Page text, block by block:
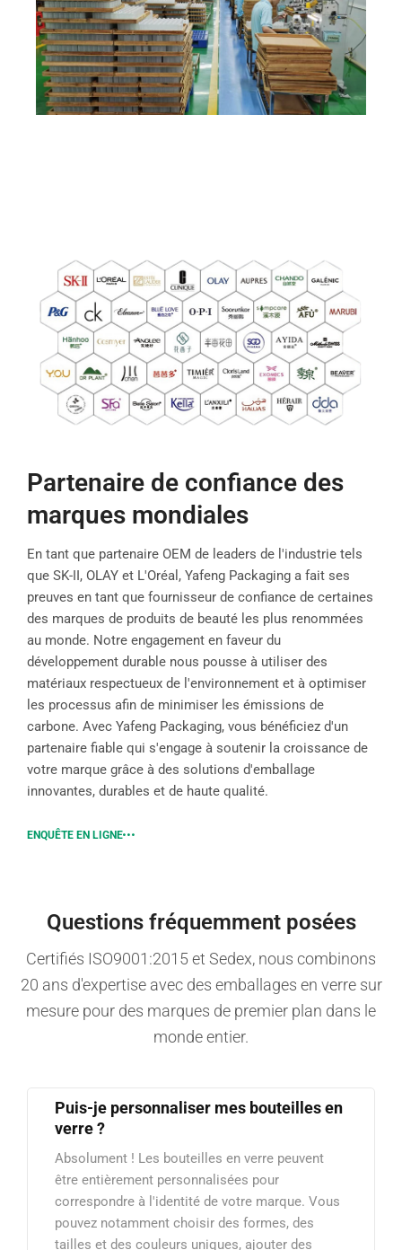
Partenaire de confiance des
marques mondiales
En tant que partenaire OEM de leaders de l'industrie tels
que SK-II, OLAY et L'Oréal, Yafeng Packaging a fait ses
preuves en tant que fournisseur de confiance de certaines
des marques de produits de beauté les plus renommées
au monde. Notre engagement en faveur du
développement durable nous pousse à utiliser des
matériaux respectueux de l'environnement et à optimiser
les processus afin de minimiser les émissions de
carbone. Avec Yafeng Packaging, vous bénéficiez d'un
partenaire fiable qui s'engage à soutenir la croissance de
votre marque grâce à des solutions d'emballage
innovantes, durables et de haute qualité.
ENQUÊTE EN LIGNE
Questions fréquemment posées
Certifiés ISO9001:2015 et Sedex, nous combinons
20 ans d'expertise avec des emballages en verre sur
mesure pour des marques de premier plan dans le
monde entier.
Puis-je personnaliser mes bouteilles en
verre ?
Absolument ! Les bouteilles en verre peuvent
être entièrement personnalisées pour
correspondre à l'identité de votre marque. Vous
pouvez notamment choisir des formes, des
tailles et des couleurs uniques, ajouter des